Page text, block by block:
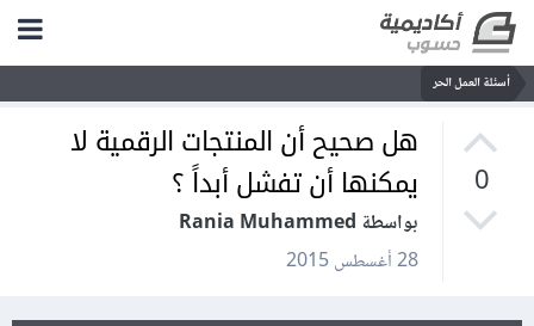
أسئلة العمل الحر
0
هل صحيح أن المنتجات الرقمية لا
يمكنها أن تفشل أبداً ؟
بواسطة Rania Muhammed
28 أغسطس 2015